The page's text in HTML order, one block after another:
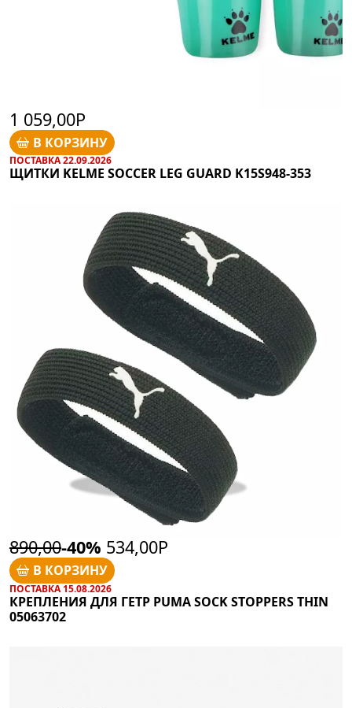
1 059,00Р
В КОРЗИНУ
ПОСТАВКА 22.09.2026
ЩИТКИ KELME SOCCER LEG GUARD K15S948-353
890,00-40% 534,00Р
В КОРЗИНУ
ПОСТАВКА 15.08.2026
КРЕПЛЕНИЯ ДЛЯ ГЕТР PUMA SOCK STOPPERS THIN
05063702